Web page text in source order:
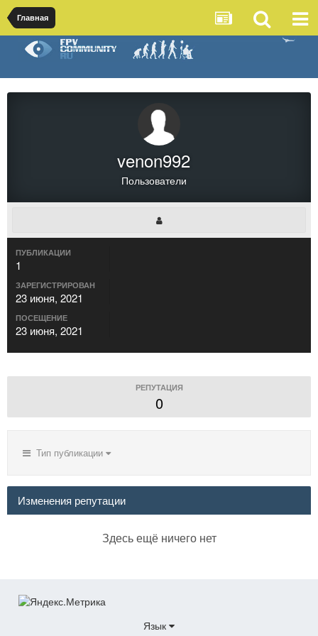
Главная
venon992
Пользователи
ПУБЛИКАЦИИ
1
ЗАРЕГИСТРИРОВАН
23 июня, 2021
ПОСЕЩЕНИЕ
23 июня, 2021
РЕПУТАЦИЯ
0
Тип публикации
Изменения репутации
Здесь ещё ничего нет
Язык